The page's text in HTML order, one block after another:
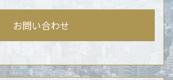
お問い合わせ